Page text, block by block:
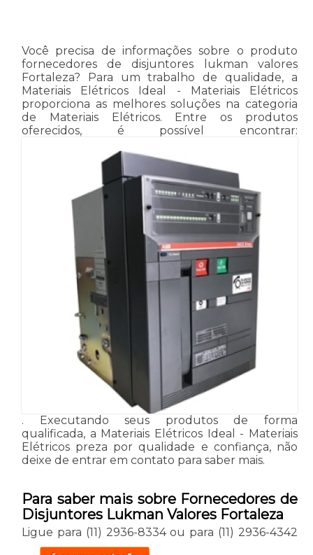
Você precisa de informações sobre o produto
fornecedores de disjuntores lukman valores
Fortaleza? Para um trabalho de qualidade, a
Materiais Elétricos Ideal - Materiais Elétricos
proporciona as melhores soluções na categoria
de Materiais Elétricos. Entre os produtos
oferecidos, é possível encontrar:
. Executando seus produtos de forma
qualificada, a Materiais Elétricos Ideal - Materiais
Elétricos preza por qualidade e confiança, não
deixe de entrar em contato para saber mais.
Para saber mais sobre Fornecedores de
Disjuntores Lukman Valores Fortaleza
Ligue para (11) 2936-8334ou para (11) 2936-4342